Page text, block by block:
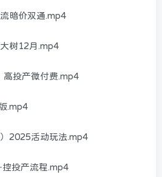
暗价双通.mp4
树12月.mp4
投产微付费.mp4
.mp4
2025活动玩法.mp4
投产流程.mp4